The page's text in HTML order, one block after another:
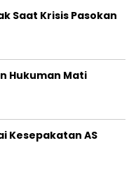
Saat Krisis Pasokan
Hukuman Mati
Kesepakatan AS